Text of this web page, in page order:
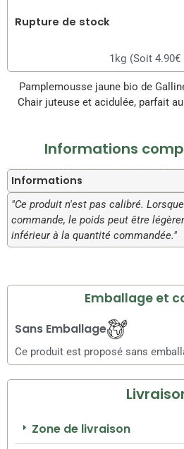
Rupture de stock
1kg (Soit 4.90€
Pamplemousse jaune bio de
Chair juteuse et acidulée, parfait
Informations
Informations
"Ce produit n'est pas calibré.
commande, le poids peut être
inférieur à la quantité commandée."
Emballage et
Sans Emballage
Ce produit est proposé sans
Zone de livraison